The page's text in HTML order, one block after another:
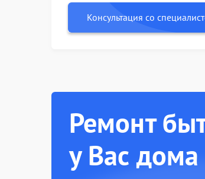
Консультация со
Ремонт
у Вас дома